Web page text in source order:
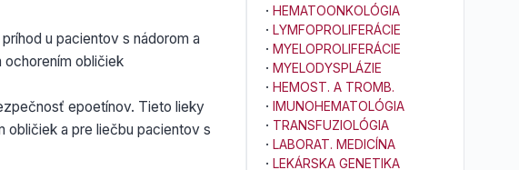
u pacientov s nádorom a
ochorením obličiek
epoetínov. Tieto lieky
obličiek a pre liečbu pacientov s
· HEMATOONKOLÓGIA
· LYMFOPROLIFERÁCIE
· MYELOPROLIFERÁCIE
· MYELODYSPLÁZIE
· HEMOST. A TROMB.
· IMUNOHEMATOLÓGIA
· TRANSFUZIOLÓGIA
· LABORAT. MEDICÍNA
· LEKÁRSKA GENETIKA